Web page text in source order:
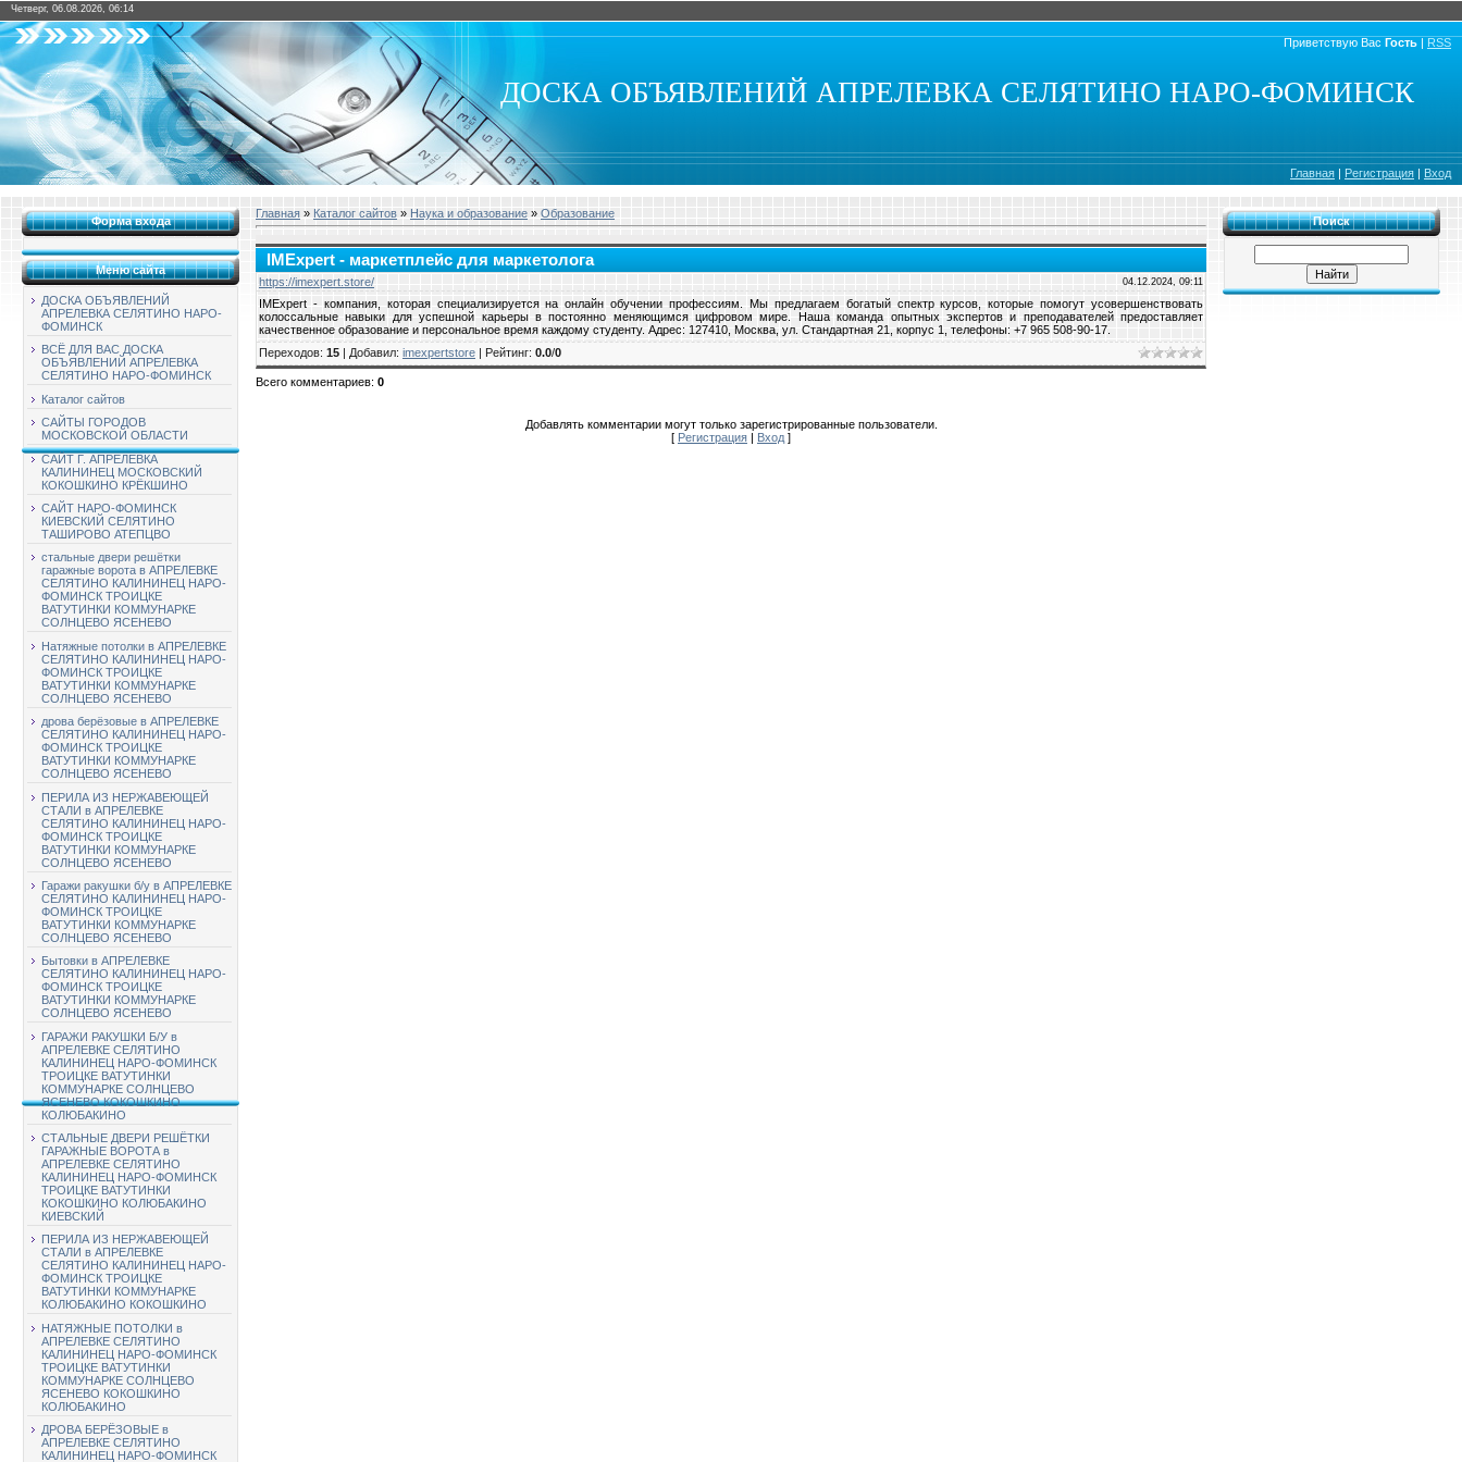
Четверг, 06.08.2026, 06:14
Приветствую Вас Гость | RSS
ДОСКА ОБЪЯВЛЕНИЙ АПРЕЛЕВКА СЕЛЯТИНО НАРО-ФОМИНСК
Главная | Регистрация | Вход
Форма входа
Меню сайта
ДОСКА ОБЪЯВЛЕНИЙ
АПРЕЛЕВКА СЕЛЯТИНО НАРО-
ФОМИНСК
ВСЁ ДЛЯ ВАС ДОСКА
ОБЪЯВЛЕНИЙ АПРЕЛЕВКА
СЕЛЯТИНО НАРО-ФОМИНСК
Каталог сайтов
САЙТЫ ГОРОДОВ
МОСКОВСКОЙ ОБЛАСТИ
САЙТ Г. АПРЕЛЕВКА
КАЛИНИНЕЦ МОСКОВСКИЙ
КОКОШКИНО КРЁКШИНО
САЙТ НАРО-ФОМИНСК
КИЕВСКИЙ СЕЛЯТИНО
ТАШИРОВО АТЕПЦВО
стальные двери решётки
гаражные ворота в АПРЕЛЕВКЕ
СЕЛЯТИНО КАЛИНИНЕЦ НАРО-
ФОМИНСК ТРОИЦКЕ
ВАТУТИНКИ КОММУНАРКЕ
СОЛНЦЕВО ЯСЕНЕВО
Натяжные потолки в АПРЕЛЕВКЕ
СЕЛЯТИНО КАЛИНИНЕЦ НАРО-
ФОМИНСК ТРОИЦКЕ
ВАТУТИНКИ КОММУНАРКЕ
СОЛНЦЕВО ЯСЕНЕВО
дрова берёзовые в АПРЕЛЕВКЕ
СЕЛЯТИНО КАЛИНИНЕЦ НАРО-
ФОМИНСК ТРОИЦКЕ
ВАТУТИНКИ КОММУНАРКЕ
СОЛНЦЕВО ЯСЕНЕВО
ПЕРИЛА ИЗ НЕРЖАВЕЮЩЕЙ
СТАЛИ в АПРЕЛЕВКЕ
СЕЛЯТИНО КАЛИНИНЕЦ НАРО-
ФОМИНСК ТРОИЦКЕ
ВАТУТИНКИ КОММУНАРКЕ
СОЛНЦЕВО ЯСЕНЕВО
Гаражи ракушки б/у в АПРЕЛЕВКЕ
СЕЛЯТИНО КАЛИНИНЕЦ НАРО-
ФОМИНСК ТРОИЦКЕ
ВАТУТИНКИ КОММУНАРКЕ
СОЛНЦЕВО ЯСЕНЕВО
Бытовки в АПРЕЛЕВКЕ
СЕЛЯТИНО КАЛИНИНЕЦ НАРО-
ФОМИНСК ТРОИЦКЕ
ВАТУТИНКИ КОММУНАРКЕ
СОЛНЦЕВО ЯСЕНЕВО
ГАРАЖИ РАКУШКИ Б/У в
АПРЕЛЕВКЕ СЕЛЯТИНО
КАЛИНИНЕЦ НАРО-ФОМИНСК
ТРОИЦКЕ ВАТУТИНКИ
КОММУНАРКЕ СОЛНЦЕВО
ЯСЕНЕВО КОКОШКИНО
КОЛЮБАКИНО
СТАЛЬНЫЕ ДВЕРИ РЕШЁТКИ
ГАРАЖНЫЕ ВОРОТА в
АПРЕЛЕВКЕ СЕЛЯТИНО
КАЛИНИНЕЦ НАРО-ФОМИНСК
ТРОИЦКЕ ВАТУТИНКИ
КОКОШКИНО КОЛЮБАКИНО
КИЕВСКИЙ
ПЕРИЛА ИЗ НЕРЖАВЕЮЩЕЙ
СТАЛИ в АПРЕЛЕВКЕ
СЕЛЯТИНО КАЛИНИНЕЦ НАРО-
ФОМИНСК ТРОИЦКЕ
ВАТУТИНКИ КОММУНАРКЕ
КОЛЮБАКИНО КОКОШКИНО
НАТЯЖНЫЕ ПОТОЛКИ в
АПРЕЛЕВКЕ СЕЛЯТИНО
КАЛИНИНЕЦ НАРО-ФОМИНСК
ТРОИЦКЕ ВАТУТИНКИ
КОММУНАРКЕ СОЛНЦЕВО
ЯСЕНЕВО КОКОШКИНО
КОЛЮБАКИНО
ДРОВА БЕРЁЗОВЫЕ в
АПРЕЛЕВКЕ СЕЛЯТИНО
КАЛИНИНЕЦ НАРО-ФОМИНСК
Главная » Каталог сайтов » Наука и образование » Образование
IMExpert - маркетплейс для маркетолога
https://imexpert.store/ 04.12.2024, 09:11
IMExpert - компания, которая специализируется на онлайн обучении профессиям. Мы предлагаем богатый спектр курсов, которые помогут усовершенствовать
колоссальные навыки для успешной карьеры в постоянно меняющимся цифровом мире. Наша команда опытных экспертов и преподавателей предоставляет
качественное образование и персональное время каждому студенту. Адрес: 127410, Москва, ул. Стандартная 21, корпус 1, телефоны: +7 965 508-90-17.
Переходов: 15 | Добавил: imexpertstore | Рейтинг: 0.0/0
Всего комментариев: 0
Добавлять комментарии могут только зарегистрированные пользователи.
[ Регистрация | Вход ]
Поиск